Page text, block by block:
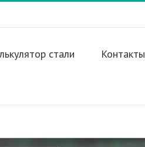
стали Контакты